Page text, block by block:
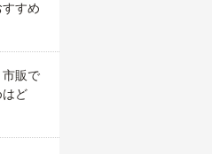
すめ
販で
はど